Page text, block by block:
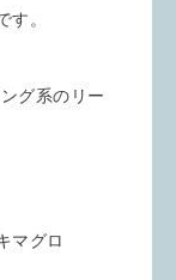
。
グ系のリー
マグロ